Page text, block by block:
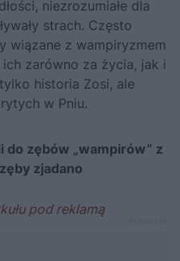
niezrozumiałe dla
strach. Często
wiązane z wampiryzmem
zarówno za życia, jak i
historia Zosi, ale
w Pniu.
do zębów „wampirów” z
zjadano